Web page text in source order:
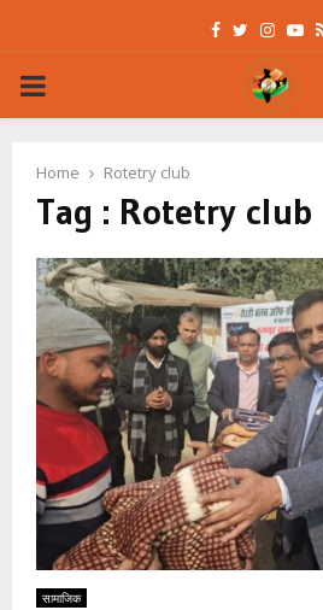
Facebook
Twitter
PRIMARY
Home Rotetry club
Tag : Rotetry club
सामाजिक